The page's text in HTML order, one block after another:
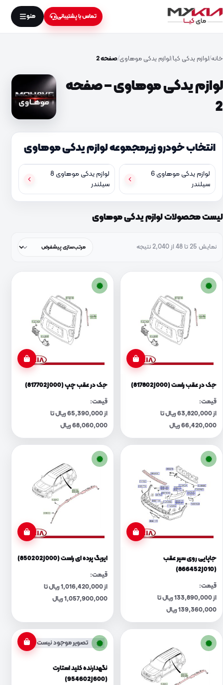
تماس با پشتیبانی منو
خانه لوازم یدکی کیا لوازم یدکی موهاوی صفحه 2
لوازم یدکی موهاوی – صفحه
2
انتخاب خودرو زیرمجموعه لوازم یدکی موهاوی
لوازم یدکی موهاوی 6
سیلندر
لوازم یدکی موهاوی 8
سیلندر
لیست محصولات لوازم یدکی موهاوی
نمایش 25 تا 48 از 2,040 نتیجه
جک در عقب راست (817802J000)
قیمت:
از 63,820,000 ریال تا
66,420,000 ریال
جک در عقب چپ (817702J000)
قیمت:
از 65,390,000 ریال تا
68,060,000 ریال
جاپایی روی سپر عقب
(866452J010)
قیمت:
از 133,890,000 ریال تا
139,360,000 ریال
ایربگ پرده ای راست (850202J000)
قیمت:
از 1,016,420,000 ریال تا
1,057,900,000 ریال
تصویر موجود نیست
نگهدارنده کلید استارت
(954602J600)